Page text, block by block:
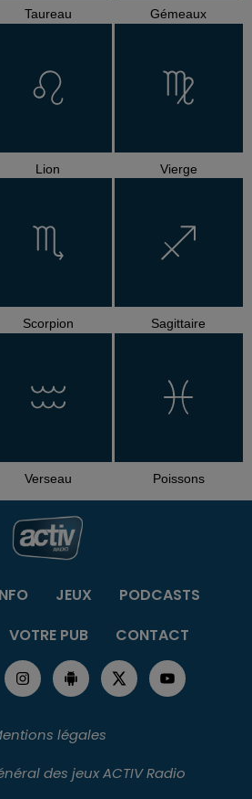
Taureau Gémeaux
Lion Vierge
Scorpion Sagittaire
Verseau Poissons
JEUX
PODCASTS
VOTRE PUB CONTACT
légales
des jeux ACTIV Radio